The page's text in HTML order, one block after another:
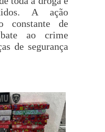
A ação
constante de
ao crime
de segurança